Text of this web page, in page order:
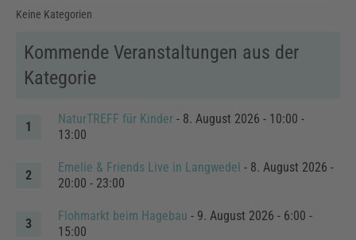
Keine Kategorien
Kommende Veranstaltungen aus der
Kategorie
NaturTREFF für Kinder- 8. August 2026 - 10:00 -
13:00
Emelie & Friends Live in Langwedel - 8. August 2026 -
20:00 - 23:00
Flohmarkt beim Hagebau - 9. August 2026 - 6:00 -
15:00